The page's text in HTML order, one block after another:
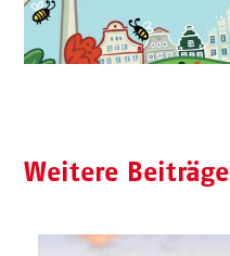
Weitere Beiträge